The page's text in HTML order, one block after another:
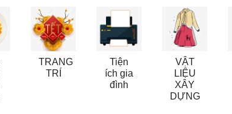
TRANG
TRÍ
Tiện
ích gia
đình
VẬT
LIỆU
XÂY
DỰNG